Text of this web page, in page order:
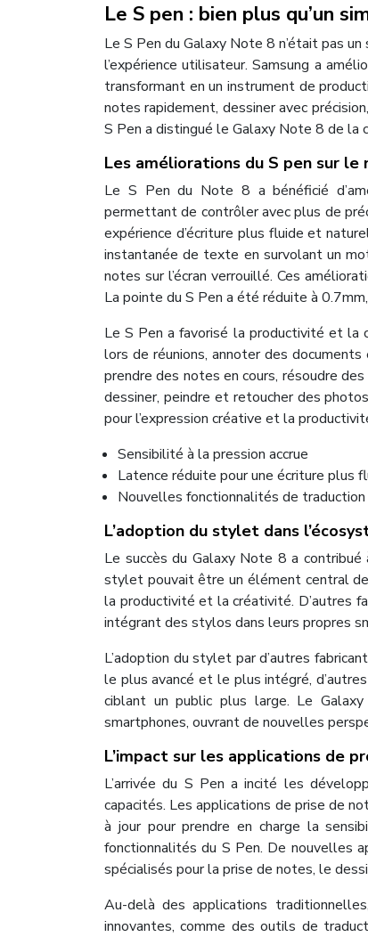
Le S pen : bien plus qu’un
Le S Pen du Galaxy Note 8 n’était pas
l’expérience utilisateur. Samsung a
transformant en un instrument de
notes rapidement, dessiner avec
S Pen a distingué le Galaxy Note 8 de la
Les améliorations du S pen sur le
Le S Pen du Note 8 a bénéficié
permettant de contrôler avec plus de
expérience d’écriture plus fluide et
instantanée de texte en survolant un
notes sur l’écran verrouillé. Ces
La pointe du S Pen a été réduite à
Le S Pen a favorisé la productivité et la
lors de réunions, annoter des
prendre des notes en cours, résoudre
dessiner, peindre et retoucher des
pour l’expression créative et la
Sensibilité à la pression accrue
Latence réduite pour une écriture plus
Nouvelles fonctionnalités de
L’adoption du stylet dans
Le succès du Galaxy Note 8 a
stylet pouvait être un élément central
la productivité et la créativité. D’autres
intégrant des stylos dans leurs propres
L’adoption du stylet par d’autres
le plus avancé et le plus intégré,
ciblant un public plus large. Le
smartphones, ouvrant de nouvelles
L’impact sur les applications de
L’arrivée du S Pen a incité les
capacités. Les applications de prise de
à jour pour prendre en charge la
fonctionnalités du S Pen. De nouvelles
spécialisés pour la prise de notes, le
Au-delà des applications
innovantes, comme des outils de